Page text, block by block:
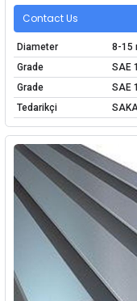
Contact Us
Diameter
8-15
Grade
SAE
Grade
SAE
Tedarikçi